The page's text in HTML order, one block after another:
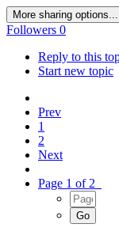
More sharing options...
Followers 0
Reply to this
Start new topic
Prev
1
2
Next
Page 1 of 2